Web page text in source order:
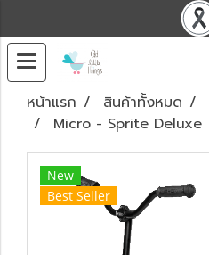
หน้าแรก สินค้าทั้งหมด
Micro - Sprite Deluxe
New
Best Seller